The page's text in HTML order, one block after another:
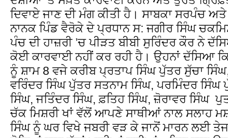
ਦਿਵਾਏ ਜਾਣ ਦੀ ਮੰਗ ਕੀਤੀ ਹੈ। ਸਾਬਕਾ ਸਰਪੰਚ
ਨਾਨਕ ਪਿੰਡ ਵੈਰੋਕੇ ਦੇ ਪ੍ਰਧਾਨ ਸ: ਜਗੀਰ ਸਿੰਘ
ਪੰਚ ਦੀ ਹਾਜ਼ਰੀ ’ਚ ਪੀੜਤ ਬੀਬੀ ਸੁਰਿੰਦਰ ਕੌਰ ਨੇ
ਕੋਈ ਕਾਰਵਾਈ ਨਹੀਂ ਕਰ ਰਹੀ ਹੈ। ਉਹਨਾਂ ਦੱਸਿਆ
ਨੂੰ ਸ਼ਾਮ 8 ਵਜੇ ਕਰੀਬ ਪ੍ਰਤਾਪ ਸਿੰਘ ਪੁੱਤਰ ਸੁੱਚਾ
ਵਰਿੰਦਰ ਸਿੰਘ ਪੁੱਤਰ ਸਤਨਾਮ ਸਿੰਘ, ਪਰਮਿੰਦਰ ਸਿੰਘ
ਸਿੰਘ, ਜਤਿੰਦਰ ਸਿੰਘ, ਫ਼ਤਿਹ ਸਿੰਘ, ਜ਼ੋਰਾਵਰ ਸਿੰਘ
ਚੱਕ ਮਿਸ਼ਰੀ ਖਾਂ ਵੱਲੋਂ ਆਪਣੇ ਸਾਥੀਆਂ ਨਾਲ ਸਲਾਹ
ਸਿੰਘ ਨੂੰ ਘਰ ਵਿਖੇ ਜਬਰੀ ਵੜ ਕੇ ਜਾਨੋਂ ਮਾਰਨ ਲਈ